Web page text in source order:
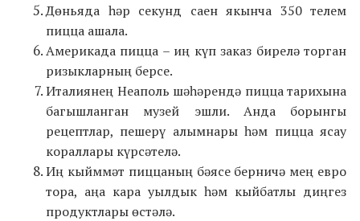
Дөньяда һәр секунд саен якынча 350 телем
пицца ашала.
Америкада пицца – иң күп заказ бирелә торган
ризыкларның берсе.
Италиянең Неаполь шәһәрендә пицца тарихына
багышланган музей эшли. Анда борынгы
рецептлар, пешерү алымнары һәм пицца ясау
кораллары күрсәтелә.
Иң кыйммәт пиццаның бәясе берничә мең евро
тора, аңа кара уылдык һәм кыйбатлы диңгез
продуктлары өстәлә.